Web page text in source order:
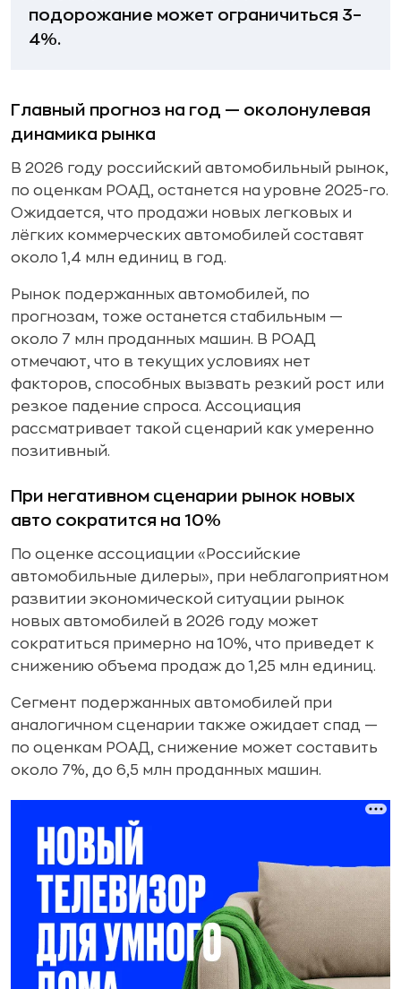
подорожание может ограничиться 3–
4%.
Главный прогноз на год — околонулевая
динамика рынка
В 2026 году российский автомобильный рынок,
по оценкам РОАД, останется на уровне 2025-го.
Ожидается, что продажи новых легковых и
лёгких коммерческих автомобилей составят
около 1,4 млн единиц в год.
Рынок подержанных автомобилей, по
прогнозам, тоже останется стабильным —
около 7 млн проданных машин. В РОАД
отмечают, что в текущих условиях нет
факторов, способных вызвать резкий рост или
резкое падение спроса. Ассоциация
рассматривает такой сценарий как умеренно
позитивный.
При негативном сценарии рынок новых
авто сократится на 10%
По оценке ассоциации «Российские
автомобильные дилеры», при неблагоприятном
развитии экономической ситуации рынок
новых автомобилей в 2026 году может
сократиться примерно на 10%, что приведет к
снижению объема продаж до 1,25 млн единиц.
Сегмент подержанных автомобилей при
аналогичном сценарии также ожидает спад —
по оценкам РОАД, снижение может составить
около 7%, до 6,5 млн проданных машин.